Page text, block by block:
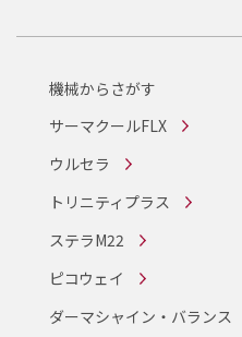
機械からさがす
サーマクールFLX
ウルセラ
トリニティプラス
ステラM22
ピコウェイ
ダーマシャイン・バランス